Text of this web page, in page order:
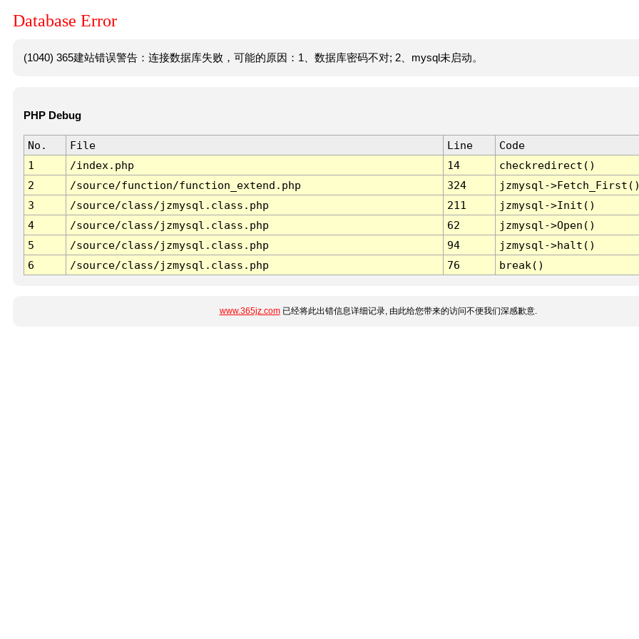
Database Error
(1040) 365建站错误警告：连接数据库失败，可能的原因：1、数据库密码不对; 2、mysql未启动。
PHP Debug
No. File Line
Code
1
/index.php 14
checkredirect()
2
/source/function/function_extend.php 324
jzmysql-
3
/source/class/jzmysql.class.php 211
jzmysql->Init()
4
/source/class/jzmysql.class.php 62
jzmysql->Open()
5
/source/class/jzmysql.class.php 94
jzmysql->halt()
6
/source/class/jzmysql.class.php 76 break()
www.365jz.com已经将此出错信息详细记录, 由此给您带来的访问不便我们深感歉意.